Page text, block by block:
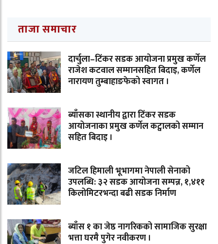
ताजा समाचार
दार्चुला–टिंकर सडक आयोजना प्रमुख कर्णेल
राजेश कटवाल सम्मानसहित बिदाइ, कर्णेल
नारायण तुम्बाहाङफेको स्वागत ।
ब्याँसका स्थानीय द्वारा टिंकर सडक
आयोजनाका प्रमुख कर्णेल कट्वालको सम्मान
सहित बिदाइ ।
जटिल हिमाली भूभागमा नेपाली सेनाको
उपलब्धि: ३२ सडक आयोजना सम्पन्न, १,४११
किलोमिटरभन्दा बढी सडक निर्माण
ब्याँस १ का जेष्ठ नागरिकको सामाजिक सुरक्षा
भत्ता घरमै पुगेर नवीकरण ।